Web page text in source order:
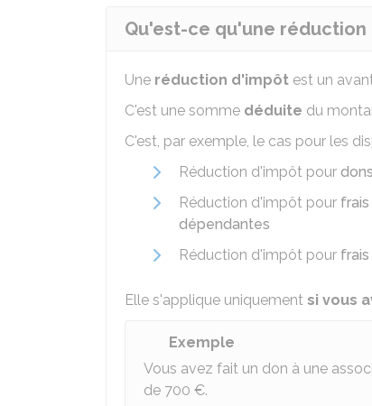
Qu'est-ce qu'une réduction
Une réduction d'impôt est un
C'est une somme déduite du
C'est, par exemple, le cas pour les
Réduction d'impôt pour
Réduction d'impôt pour
dépendantes
Réduction d'impôt pour
Elle s'applique uniquement si vous
Exemple
Vous avez fait un don à une
de 700 €.